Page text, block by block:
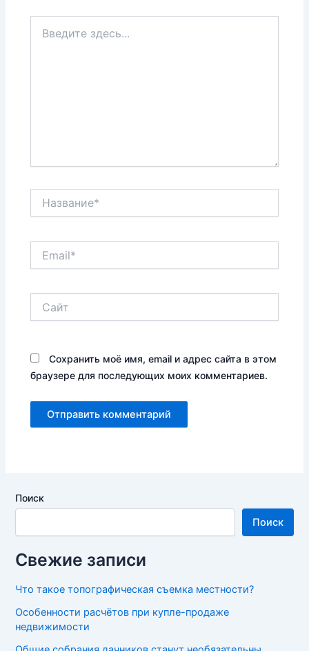
здесь...
Сохранить моё имя, email и адрес сайта в этом
браузере для последующих моих комментариев.
Поиск
Поиск
Свежие записи
Что такое топографическая съемка местности?
Особенности расчётов при купле-продаже
недвижимости